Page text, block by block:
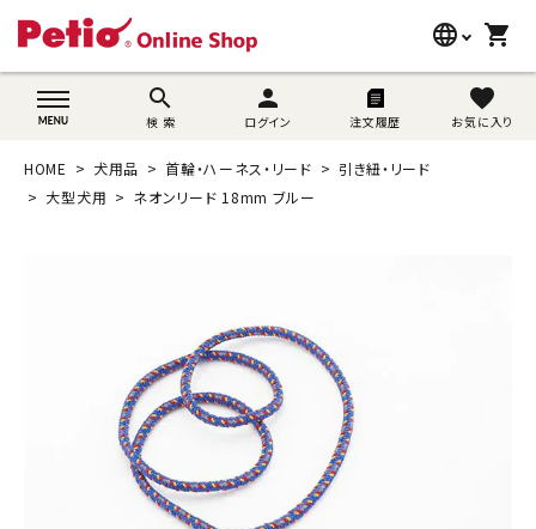
language
wovn-lang-name
shopping_cart
search
検 索
person
ログイン 注文履歴
favorite
お気に入り
search
猫用品
目的別に探す
SNS
ご利用案内
HOME 犬用品 首輪・ハーネス・リード
引き紐・リード
大型犬用
ネオンリード 18mm ブルー